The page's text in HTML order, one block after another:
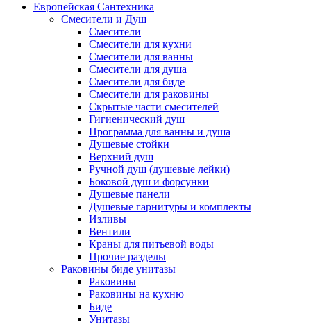
Европейская Сантехника
Смесители и Душ
Смесители
Смесители для кухни
Смесители для ванны
Смесители для душа
Смесители для биде
Смесители для раковины
Скрытые части смесителей
Гигиенический душ
Программа для ванны и душа
Душевые стойки
Верхний душ
Ручной душ (душевые лейки)
Боковой душ и форсунки
Душевые панели
Душевые гарнитуры и комплекты
Изливы
Вентили
Краны для питьевой воды
Прочие разделы
Раковины биде унитазы
Раковины
Раковины на кухню
Биде
Унитазы